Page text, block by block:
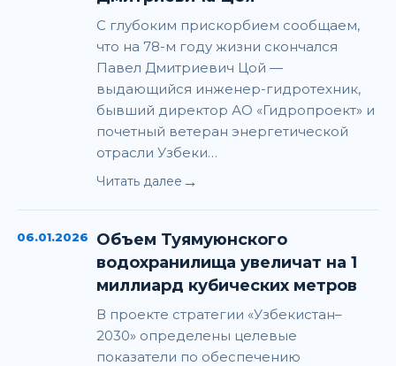
С глубоким прискорбием сообщаем,
что на 78-м году жизни скончался
Павел Дмитриевич Цой —
выдающийся инженер-гидротехник,
бывший директор АО «Гидропроект» и
почетный ветеран энергетической
отрасли Узбеки…
Читать далее →
06.01.2026
Объем Туямуюнского
водохранилища увеличат на 1
миллиард кубических метров
В проекте стратегии «Узбекистан–
2030» определены целевые
показатели по обеспечению